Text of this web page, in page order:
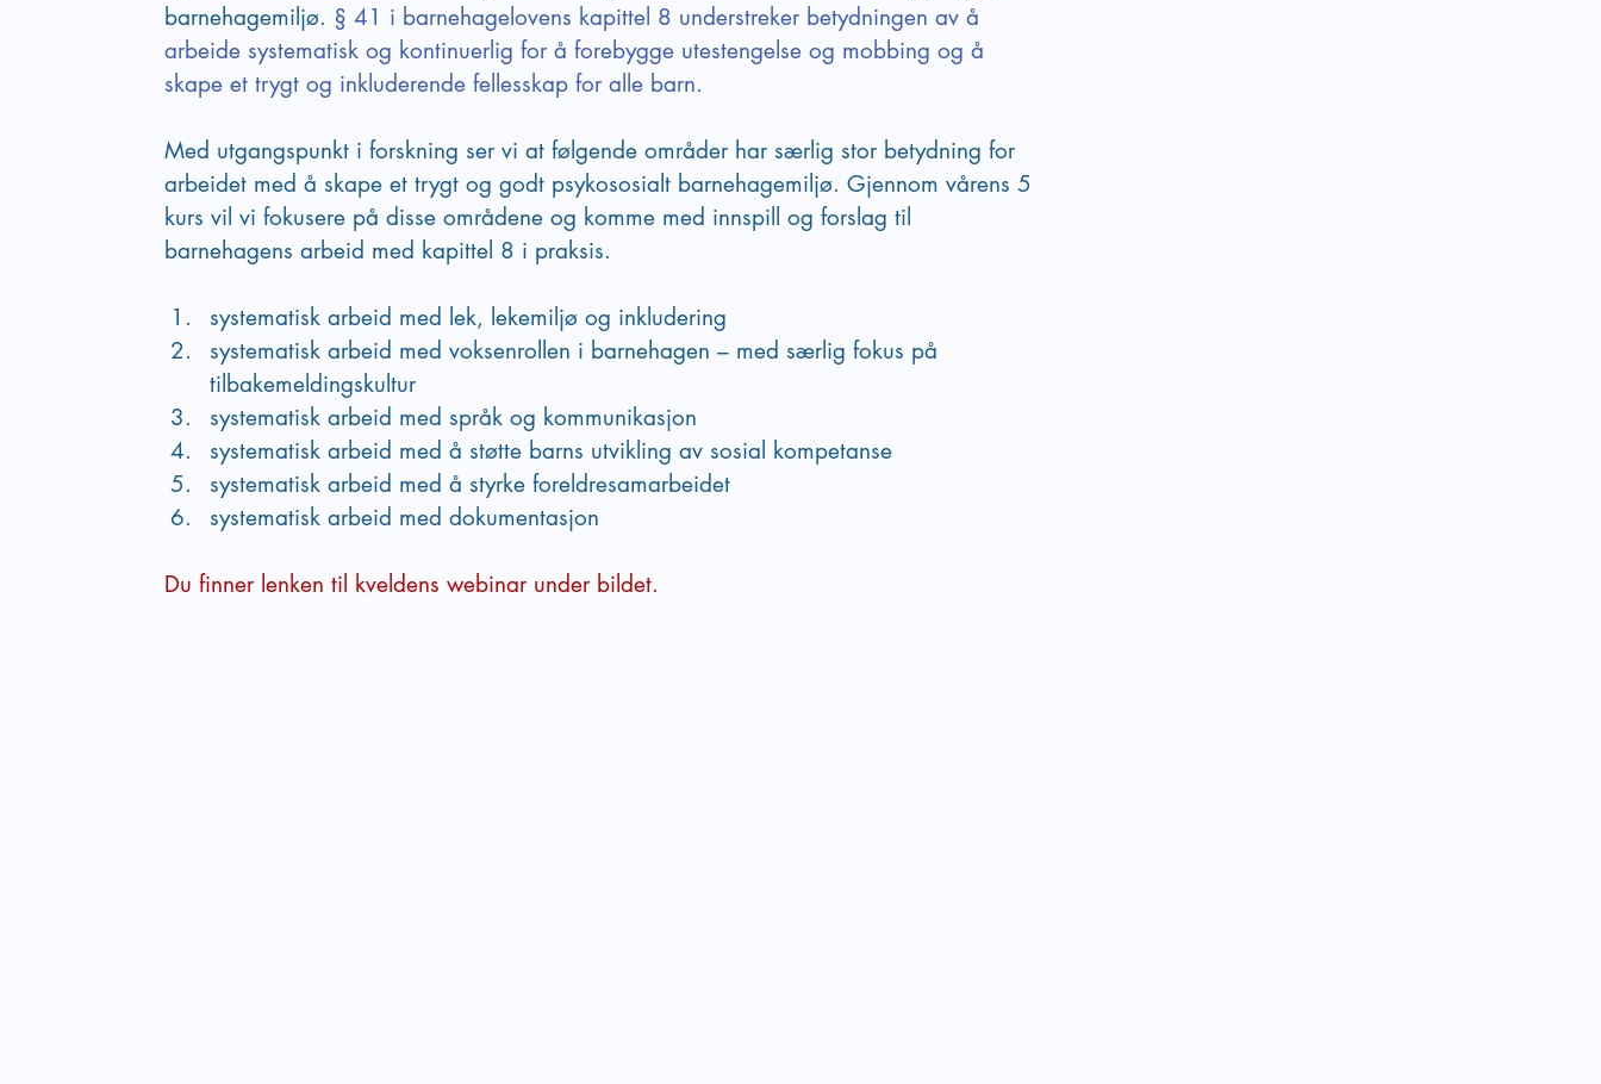
barnehagemiljø. § 41 i barnehagelovens kapittel 8 understreker betydningen av å
arbeide systematisk og kontinuerlig for å forebygge utestengelse og mobbing og å
skape et trygt og inkluderende fellesskap for alle barn.
Med utgangspunkt i forskning ser vi at følgende områder har særlig stor betydning for
arbeidet med å skape et trygt og godt psykososialt barnehagemiljø. Gjennom vårens 5
kurs vil vi fokusere på disse områdene og komme med innspill og forslag til
barnehagens arbeid med kapittel 8 i praksis.
systematisk arbeid med lek, lekemiljø og inkludering
systematisk arbeid med voksenrollen i barnehagen – med særlig fokus på
tilbakemeldingskultur
systematisk arbeid med språk og kommunikasjon
systematisk arbeid med å støtte barns utvikling av sosial kompetanse
systematisk arbeid med å styrke foreldresamarbeidet
systematisk arbeid med dokumentasjon
Du finner lenken til kveldens webinar under bildet.